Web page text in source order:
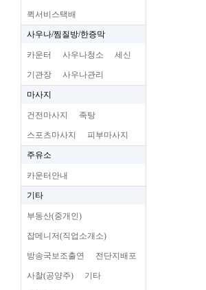
퀵서비스택배
사우나/찜질방/한증막
카운터 사우나청소 세신
기관장 사우나관리
마사지
건전마사지 족탕
스포츠마사지 피부마사지
주유소
카운터안내
기타
부동산(중개인)
잡메니저(직업소개소)
방송국보조출연 전단지배포
사찰(공양주) 기타